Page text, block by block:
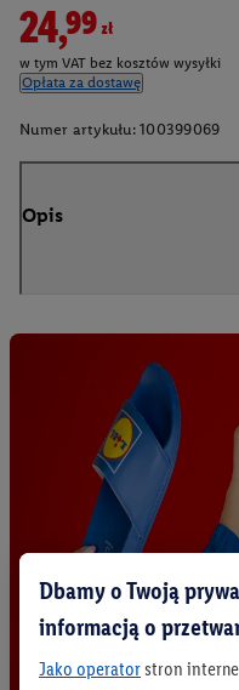
24,99zł
w tym VAT bez kosztów wysyłki
Opłata za dostawę
Numer artykułu: 100399069
Opis
Dbamy o Twoją
informacją o
Jako operatorstron